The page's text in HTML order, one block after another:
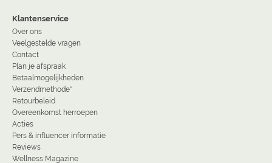
Klantenservice
Over ons
Veelgestelde vragen
Contact
Plan je afspraak
Betaalmogelijkheden
Verzendmethode*
Retourbeleid
Overeenkomst herroepen
Acties
Pers & influencer informatie
Reviews
Wellness Magazine